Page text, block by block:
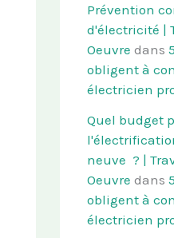
Prévention
d'électricité |
Oeuvre dans
obligent à
électricien
Quel budget
neuve ? |
Oeuvre dans
obligent à
électricien